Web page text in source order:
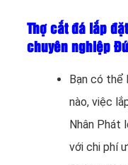
Thợ cắt đá lắp
chuyên nghiệp
Bạn có thể
nào, việc
Nhân Phát
với chi phí